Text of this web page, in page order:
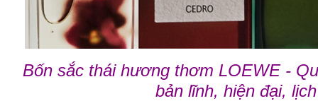
Bốn sắc thái hương thơm LOEWE -
bản lĩnh, hiện đại,